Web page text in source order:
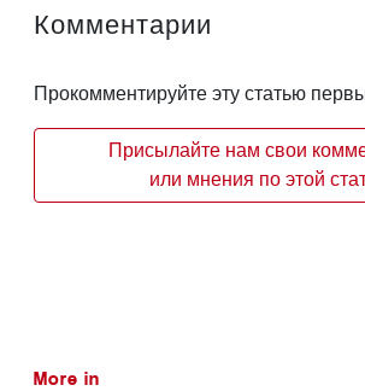
Комментарии
Прокомментируйте эту статью
Присылайте нам свои
или мнения по этой
More in